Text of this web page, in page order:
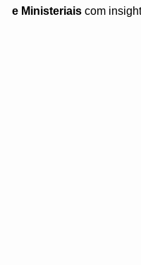
e Ministeriais com